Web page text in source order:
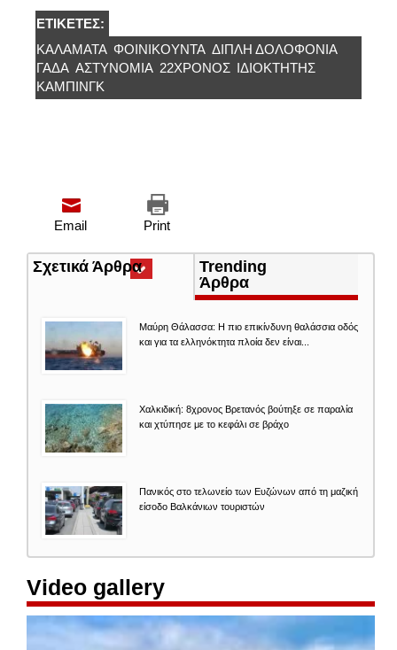
ΕΤΙΚΈΤΕΣ:
ΚΑΛΑΜΑΤΑ ΦΟΙΝΙΚΟΥΝΤΑ ΔΙΠΛΗ ΔΟΛΟΦΟΝΙΑ
ΓΑΔΑ ΑΣΤΥΝΟΜΊΑ 22ΧΡΟΝΟΣ ΙΔΙΟΚΤΉΤΗΣ
ΚΆΜΠΙΝΓΚ
Print
Email
Σχετικά Άρθρα(ενεργή
καρτέλα)
Trending
Άρθρα
Μαύρη Θάλασσα: Η πιο επικίνδυνη θαλάσσια οδός
και για τα ελληνόκτητα πλοία δεν είναι...
Χαλκιδική: 8χρονος Βρετανός βούτηξε σε παραλία
και χτύπησε με το κεφάλι σε βράχο
Πανικός στο τελωνείο των Ευζώνων από τη μαζική
είσοδο Βαλκάνιων τουριστών
Video gallery